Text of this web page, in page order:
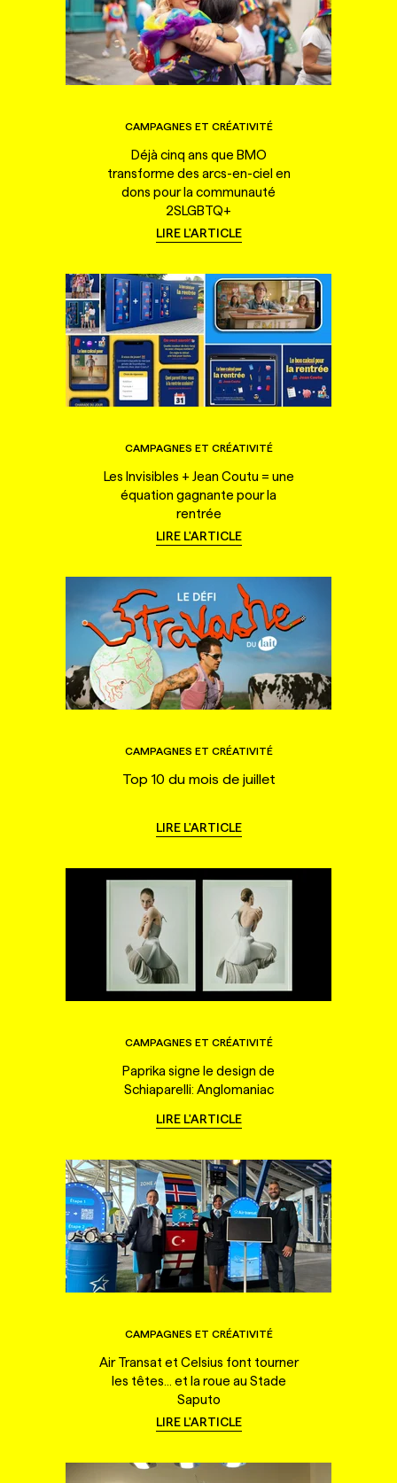
CAMPAGNES ET CRÉATIVITÉ
Déjà cinq ans que BMO
transforme des arcs-en-ciel en
dons pour la communauté
2SLGBTQ+
LIRE L'ARTICLE
CAMPAGNES ET CRÉATIVITÉ
Les Invisibles + Jean Coutu = une
équation gagnante pour la
rentrée
LIRE L'ARTICLE
CAMPAGNES ET CRÉATIVITÉ
Top 10 du mois de juillet
LIRE L'ARTICLE
CAMPAGNES ET CRÉATIVITÉ
Paprika signe le design de
Schiaparelli: Anglomaniac
LIRE L'ARTICLE
CAMPAGNES ET CRÉATIVITÉ
Air Transat et Celsius font tourner
les têtes... et la roue au Stade
Saputo
LIRE L'ARTICLE